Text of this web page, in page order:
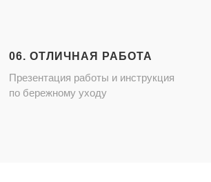
06. ОТЛИЧНАЯ РАБОТА
Презентация работы и инструкция
по бережному уходу